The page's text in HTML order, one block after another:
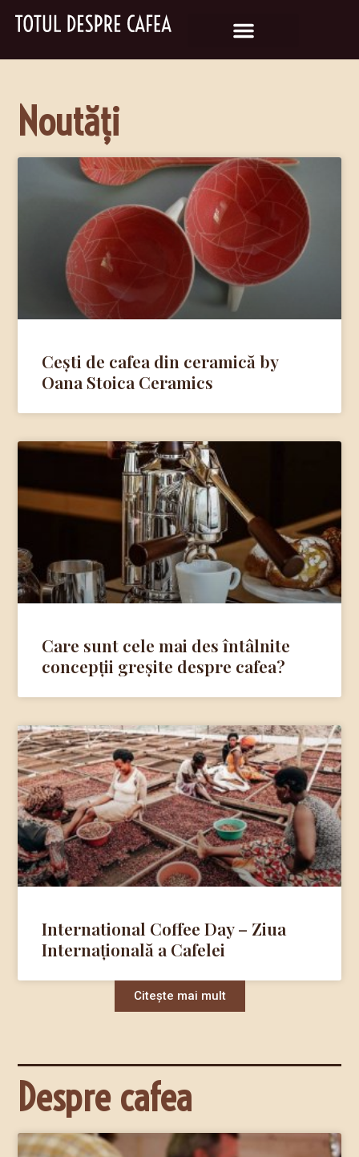
Noutăți
Cești de cafea din ceramică by
Oana Stoica Ceramics
Care sunt cele mai des întâlnite
concepții greșite despre cafea?
International Coffee Day – Ziua
Internațională a Cafelei
Citește mai mult
Despre cafea